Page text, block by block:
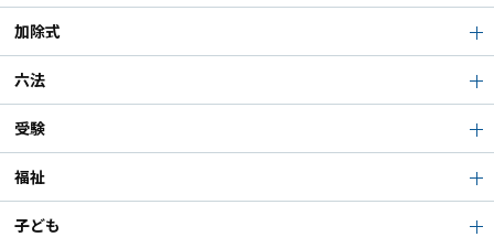
加除式
六法
受験
福祉
子ども